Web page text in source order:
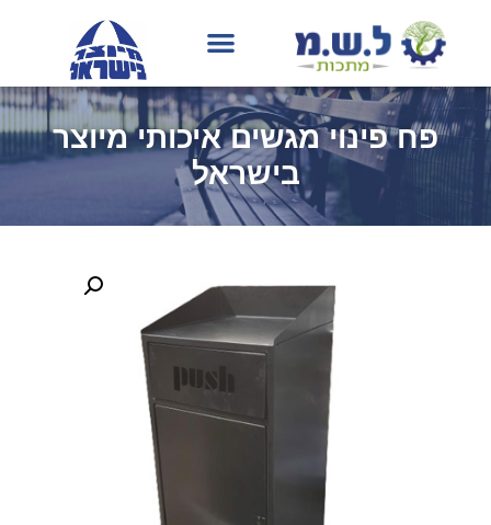
פח פינוי מגשים איכותי מיוצר
בישראל